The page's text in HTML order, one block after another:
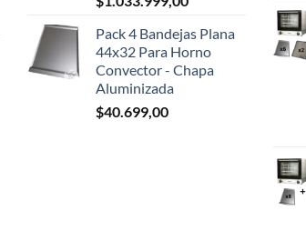
Pack 4 Bandejas Plana
44x32 Para Horno
Convector - Chapa
Aluminizada
$40.699,00